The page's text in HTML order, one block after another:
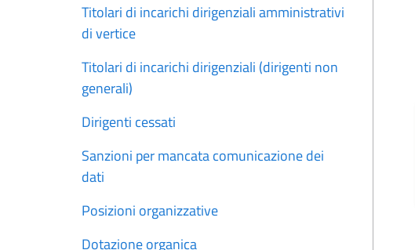
Titolari di incarichi dirigenziali amministrativi
di vertice
Titolari di incarichi dirigenziali (dirigenti non
generali)
Dirigenti cessati
Sanzioni per mancata comunicazione dei
dati
Posizioni organizzative
Dotazione organica